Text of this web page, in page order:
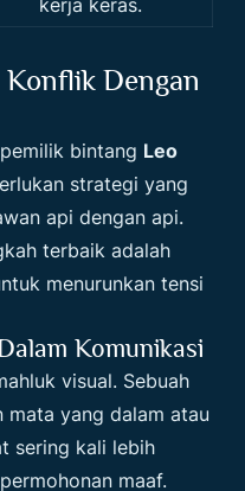
Dengan
bintang Leo
strategi yang
api dengan api.
terbaik adalah
menurunkan tensi
Komunikasi
visual. Sebuah
yang dalam atau
sering kali lebih
maaf.